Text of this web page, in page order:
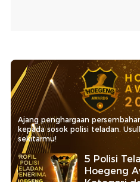
Ajang penghargaan
kepada sosok polisi teladan.
sekitarmu!
5 Polisi
Hoegeng